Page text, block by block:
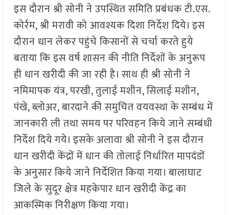
इस दौरान श्री सोनी ने उपस्थित समिति प्रबंधक टी.एस.
कोर्रम, श्री मरावी को आवश्यक दिशा निर्देश दिये। इस
दौरान धान लेकर पहुंचे किसानों से चर्चा करते हुये
बताया कि इस वर्ष शासन की नीति निर्देशों के अनुरूप
ही धान खरीदी की जा रही है। साथ ही श्री सोनी ने
नमिमापक यंत्र, परखी, तुलाई मशीन, सिलाई मशीन,
पंखे, ब्लोअर, बारदाने की समुचित वयवस्था के सम्बंध में
जानकारी ली तथा समय पर परिवहन किये जाने सम्बंधी
निर्देश दिये गये। इसके अलावा श्री सोनी ने इस दौरान
धान खरीदी केंद्रों में धान की तोलाई निर्धारित मापदंडों
के अनुसार किये जाने निर्देशित किया गया। बालाघाट
जिले के सुदूर क्षेत्र महकेपार धान खरीदी केंद्र का
आकस्मिक निरीक्षण किया गया।